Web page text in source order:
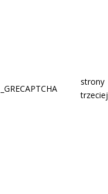
_GRECAPTCHA
strony
trzeciej